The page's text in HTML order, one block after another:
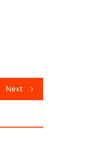
Next